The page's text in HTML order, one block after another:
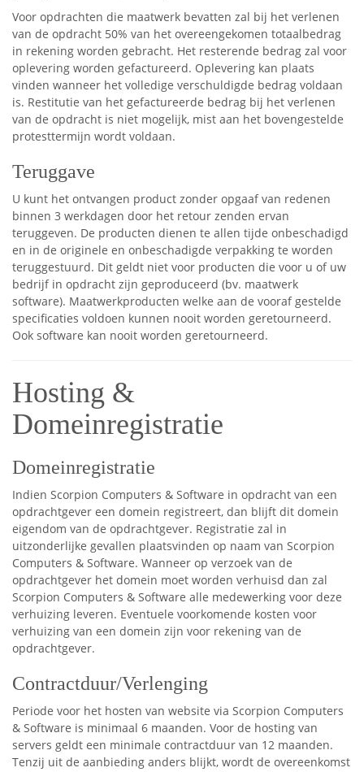
Voor opdrachten die maatwerk bevatten zal bij het verlenen
van de opdracht 50% van het overeengekomen totaalbedrag
in rekening worden gebracht. Het resterende bedrag zal voor
oplevering worden gefactureerd. Oplevering kan plaats
vinden wanneer het volledige verschuldigde bedrag voldaan
is. Restitutie van het gefactureerde bedrag bij het verlenen
van de opdracht is niet mogelijk, mist aan het bovengestelde
protesttermijn wordt voldaan.
Teruggave
U kunt het ontvangen product zonder opgaaf van redenen
binnen 3 werkdagen door het retour zenden ervan
teruggeven. De producten dienen te allen tijde onbeschadigd
en in de originele en onbeschadigde verpakking te worden
teruggestuurd. Dit geldt niet voor producten die voor u of uw
bedrijf in opdracht zijn geproduceerd (bv. maatwerk
software). Maatwerkproducten welke aan de vooraf gestelde
specificaties voldoen kunnen nooit worden geretourneerd.
Ook software kan nooit worden geretourneerd.
Hosting &
Domeinregistratie
Domeinregistratie
Indien Scorpion Computers & Software in opdracht van een
opdrachtgever een domein registreert, dan blijft dit domein
eigendom van de opdrachtgever. Registratie zal in
uitzonderlijke gevallen plaatsvinden op naam van Scorpion
Computers & Software. Wanneer op verzoek van de
opdrachtgever het domein moet worden verhuisd dan zal
Scorpion Computers & Software alle medewerking voor deze
verhuizing leveren. Eventuele voorkomende kosten voor
verhuizing van een domein zijn voor rekening van de
opdrachtgever.
Contractduur/Verlenging
Periode voor het hosten van website via Scorpion Computers
& Software is minimaal 6 maanden. Voor de hosting van
servers geldt een minimale contractduur van 12 maanden.
Tenzij uit de aanbieding anders blijkt, wordt de overeenkomst